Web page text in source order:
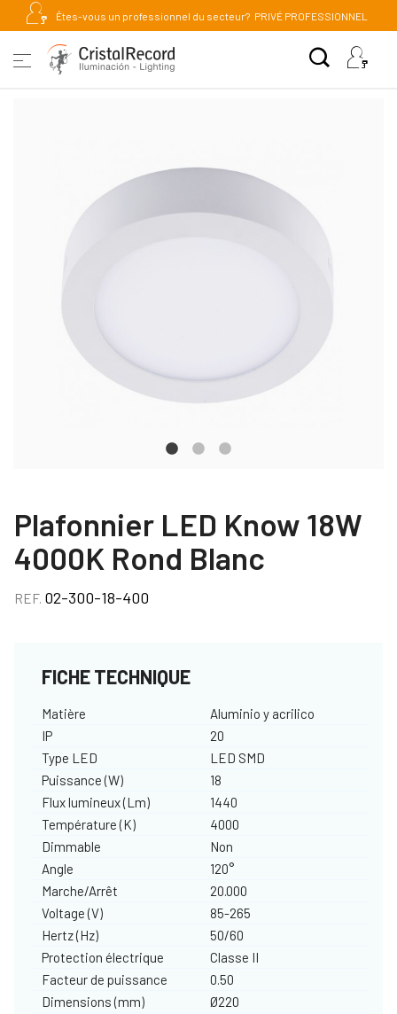
Êtes-vous un professionnel du secteur? PRIVÉ PROFESSIONNEL
Plafonnier LED Know 18W
4000K Rond Blanc
REF. 02-300-18-400
FICHE TECHNIQUE
Matière
Aluminio y acrilico
IP
20
Type LED
LED SMD
Puissance (W)
18
Flux lumineux (Lm)
1440
Température (K)
4000
Dimmable
Non
Angle
120°
Marche/Arrêt
20.000
Voltage (V)
85-265
Hertz (Hz)
50/60
Protection électrique
Classe II
Facteur de puissance
0.50
Dimensions (mm)
Ø220